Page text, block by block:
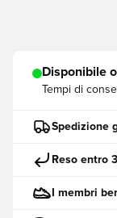
Disponibile
Tempi di
Spedizione
Reso entro
I membri